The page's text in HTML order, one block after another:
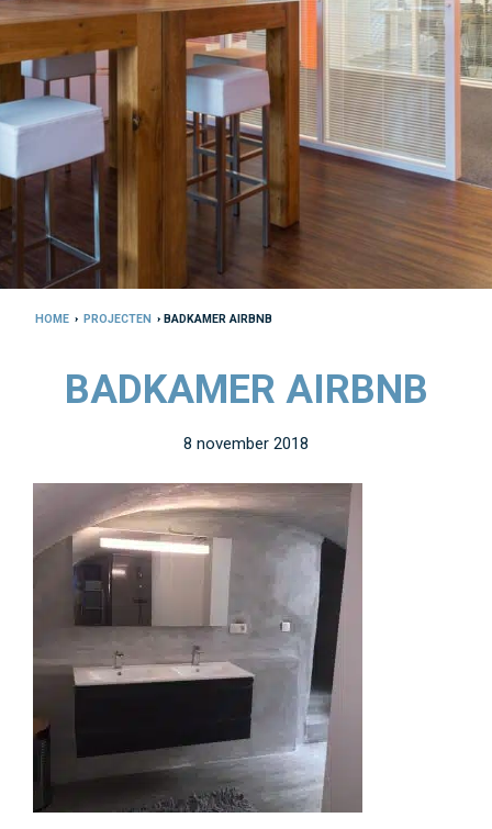
HOME › PROJECTEN › BADKAMER AIRBNB
BADKAMER AIRBNB
8 november 2018